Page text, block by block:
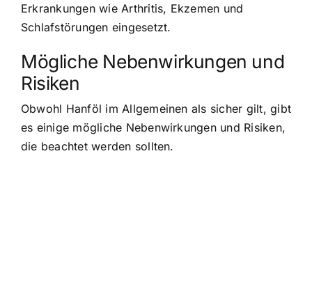
Erkrankungen wie Arthritis, Ekzemen und
Schlafstörungen eingesetzt.
Mögliche Nebenwirkungen und
Risiken
Obwohl Hanföl im Allgemeinen als sicher gilt, gibt
es einige mögliche Nebenwirkungen und Risiken,
die beachtet werden sollten.